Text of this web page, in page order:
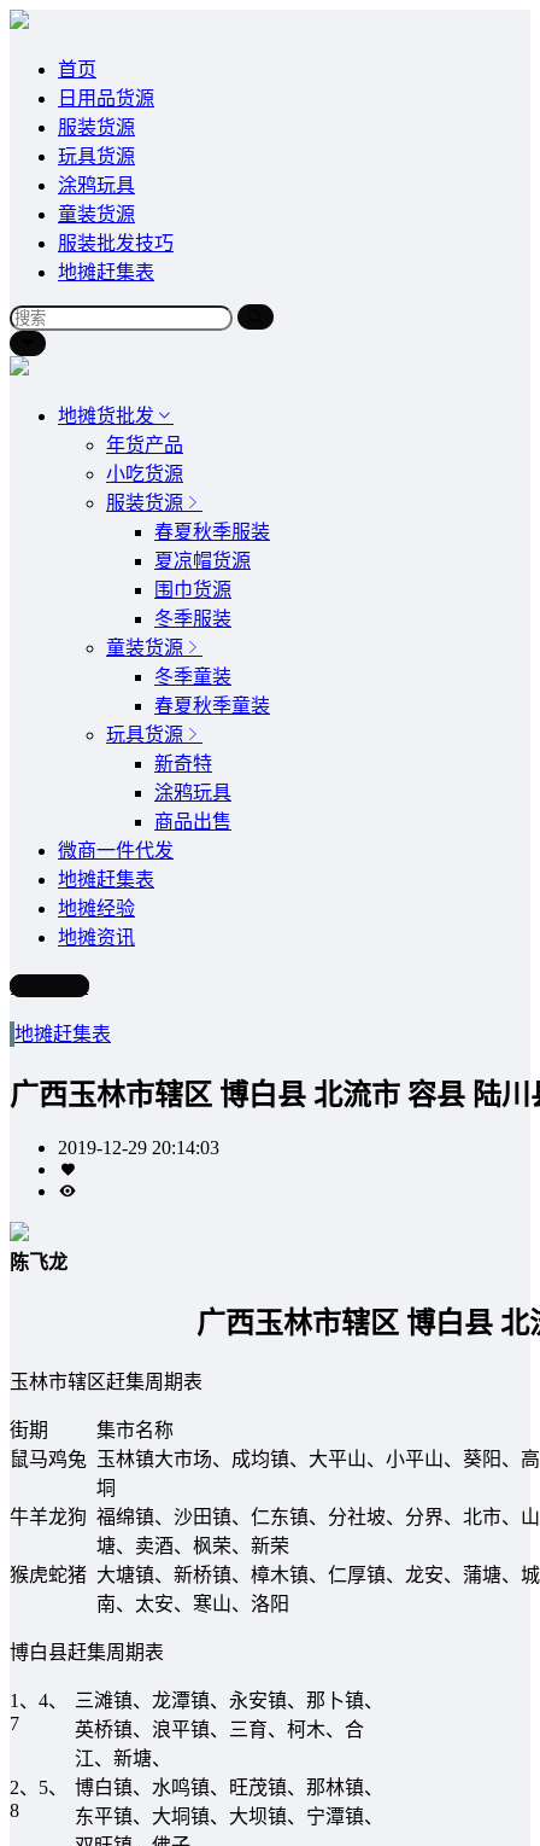
首页
日用品货源
服装货源
玩具货源
涂鸦玩具
童装货源
服装批发技巧
地摊赶集表
地摊货批发
年货产品
小吃货源
服装货源
春夏秋季服装
夏凉帽货源
围巾货源
冬季服装
童装货源
冬季童装
春夏秋季童装
玩具货源
新奇特
涂鸦玩具
商品出售
微商一件代发
地摊赶集表
地摊经验
地摊资讯
写文章
地摊赶集表
广西玉林市辖区 博白县 北流市 容县 陆
2019-12-29 20:14:03
陈飞龙
广西玉林市辖区 博白县
玉林市辖区赶集周期表
街期
集市名称
鼠马鸡兔
玉林镇大市场、成均镇、大平山、小平山、葵阳、
垌
牛羊龙狗 福绵镇、沙田镇、仁东镇、分社坡、分界、北市、
塘、卖酒、枫荣、新荣
猴虎蛇猪 大塘镇、新桥镇、樟木镇、仁厚镇、龙安、蒲塘、
南、太安、寒山、洛阳
博白县赶集周期表
1、4、
7
三滩镇、龙潭镇、永安镇、那卜镇、
英桥镇、浪平镇、三育、柯木、合
江、新塘、
2、5、
8
博白镇、水鸣镇、旺茂镇、那林镇、
东平镇、大垌镇、大坝镇、宁潭镇、